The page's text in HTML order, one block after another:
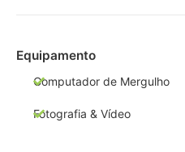
Equipamento
Computador de Mergulho
Fotografia & Vídeo